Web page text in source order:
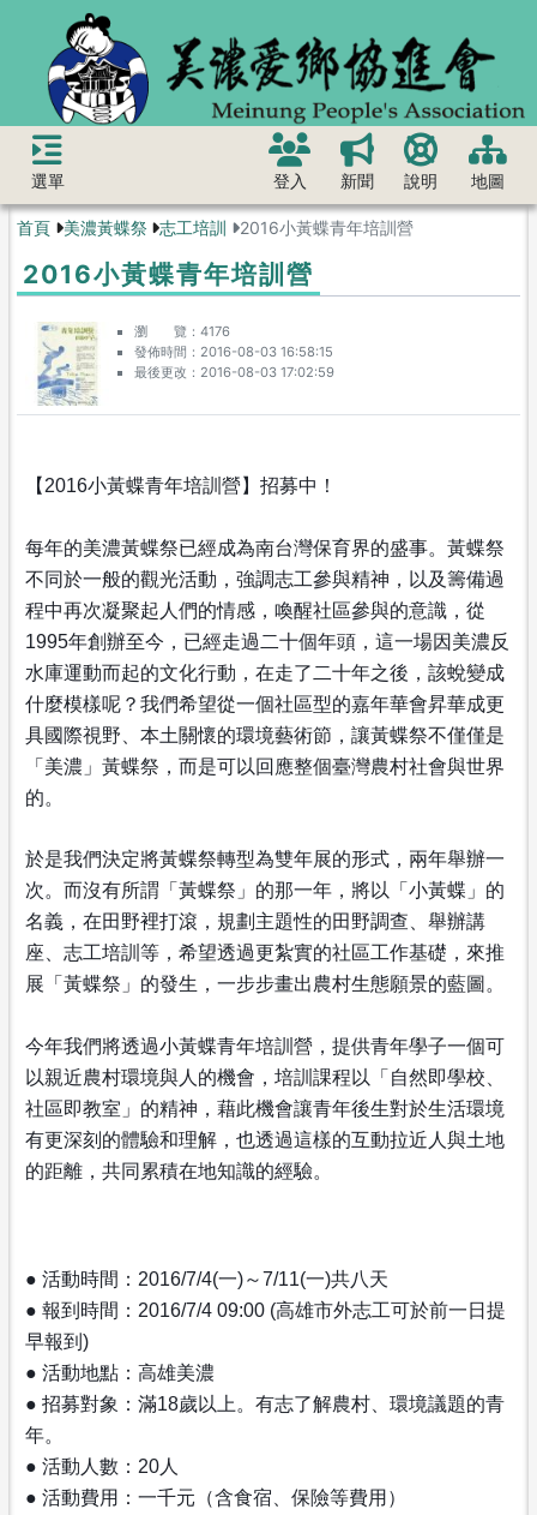
選單 登入 新聞 說明 地圖
首頁 美濃黃蝶祭 志工培訓 2016小黃蝶青年培訓營
2016小黃蝶青年培訓營
瀏 覽
4176
發佈時間
2016-08-03 16:58:15
最後更改
2016-08-03 17:02:59
【2016小黃蝶青年培訓營】招募中！
每年的美濃黃蝶祭已經成為南台灣保育界的盛事。黃蝶祭
不同於一般的觀光活動，強調志工參與精神，以及籌備過
程中再次凝聚起人們的情感，喚醒社區參與的意識，從
1995年創辦至今，已經走過二十個年頭，這一場因美濃反
水庫運動而起的文化行動，在走了二十年之後，該蛻變成
什麼模樣呢？我們希望從一個社區型的嘉年華會昇華成更
具國際視野 、本土關懷的環境藝術節，讓黃蝶祭不僅僅是
「美濃」黃蝶祭，而是可以回應整個臺灣農村社會與世界
的。
於是我們決定將黃蝶祭轉型為雙年展的形式，兩年舉辦一
次。而沒有所謂「黃蝶祭」的那一年，將以「小黃蝶」的
名義 ，在田野裡打滾，規劃主題性的田野調查、舉辦講
座、志工培訓等，希望透過更紮實的社區工作基礎，來推
展「黃蝶祭 」的發生，一步步畫出農村生態願景的藍圖。
今年我們將透過小黃蝶青年培訓營，提供青年學子一個可
以親近農村環境與人的機會，培訓課程以「自然即學校、
社區即教室 」的精神，藉此機會讓青年後生對於生活環境
有更深刻的體驗和理解，也透過這樣的互動拉近人與土地
的距離，共同累積在地知識的經驗。
● 活動時間：2016/7/4(一)～7/11(一)共八天
● 報到時間：2016/7/4 09:00 (高雄市外志工可於前一日提
早報到)
● 活動地點：高雄美濃
● 招募對象：滿18歲以上。有志了解農村、環境議題的青
年。
● 活動人數：20人
● 活動費用：一千元（含食宿、保險等費用）